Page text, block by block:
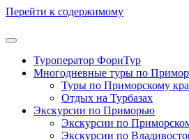
Перейти к содержимому
Туроператор ФориТур
Многодневные туры по
Туры по Приморскому
Отдых на Турбазах
Экскурсии по Приморью
Экскурсии по
Экскурсии по